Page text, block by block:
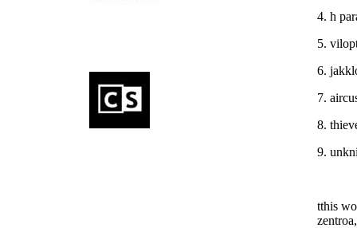
4. h
5.
6.
7.
8.
9.
tthis